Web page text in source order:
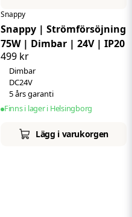
Snappy
Snappy | Strömförsöjning
75W | Dimbar | 24V | IP20
499 kr
Dimbar
DC24V
5 års garanti
Finns i lager i Helsingborg
Lägg i varukorgen